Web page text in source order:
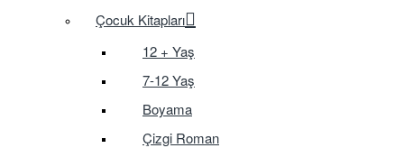
Çocuk Kitapları
12 + Yaş
7-12 Yaş
Boyama
Çizgi Roman